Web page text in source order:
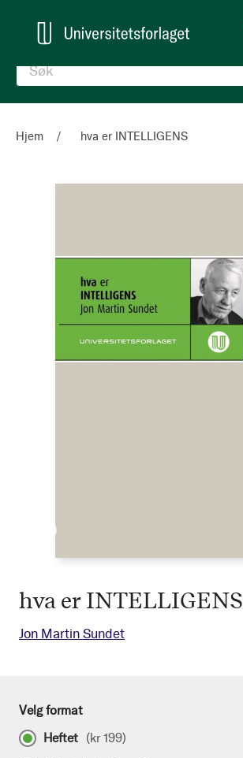
Hjem hva er INTELLIGENS
hva er INTELLIGENS
Jon Martin Sundet
Velg format
Heftet (kr 199)